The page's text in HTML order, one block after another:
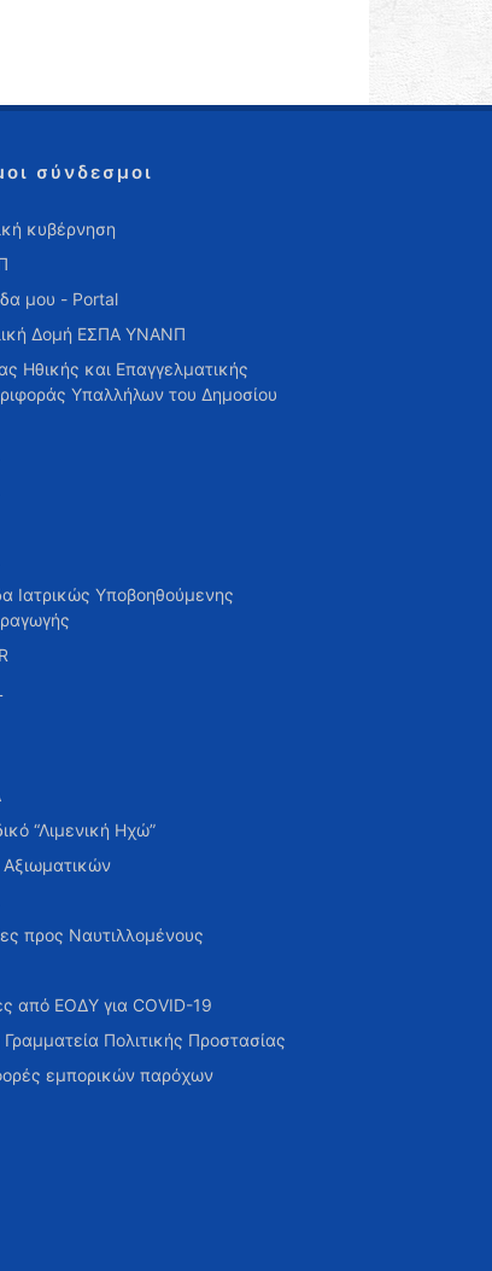
σύνδεσμοι
κυβέρνηση
μου - Portal
Δομή ΕΣΠΑ ΥΝΑΝΠ
Ηθικής και Επαγγελματικής
Υπαλλήλων του Δημοσίου
Ιατρικώς Υποβοηθούμενης
“Λιμενική Ηχώ”
προς Ναυτιλλομένους
από ΕΟΔΥ για COVID-19
Γραμματεία Πολιτικής Προστασίας
εμπορικών παρόχων